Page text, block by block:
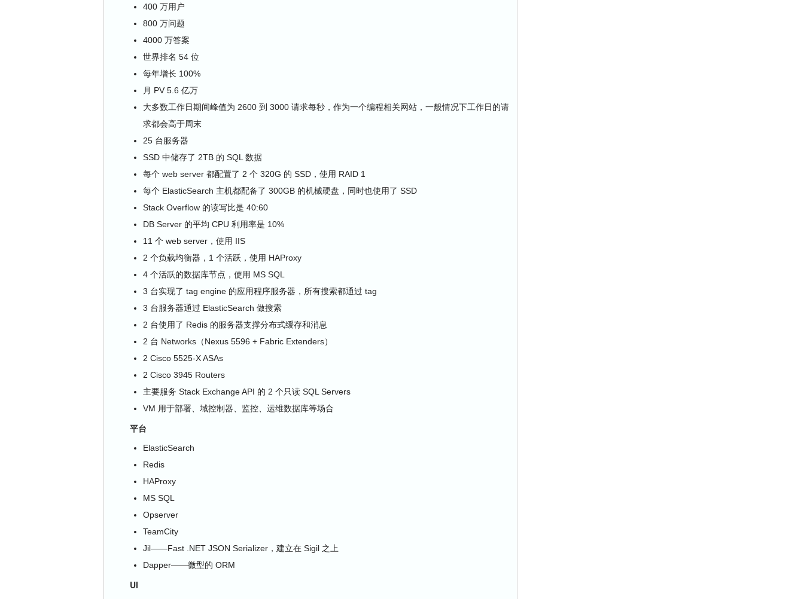
400 万用户
800 万问题
4000 万答案
世界排名 54 位
每年增长 100%
月 PV 5.6 亿万
大多数工作日期间峰值为 2600 到 3000 请求每秒，作为一个编程相关网站，一般情况下工作日的请
求都会高于周末
25 台服务器
SSD 中储存了 2TB 的 SQL 数据
每个 web server 都配置了 2 个 320G 的 SSD，使用 RAID 1
每个 ElasticSearch 主机都配备了 300GB 的机械硬盘，同时也使用了 SSD
Stack Overflow 的读写比是 40:60
DB Server 的平均 CPU 利用率是 10%
11 个 web server，使用 IIS
2 个负载均衡器，1 个活跃，使用 HAProxy
4 个活跃的数据库节点，使用 MS SQL
3 台实现了 tag engine 的应用程序服务器，所有搜索都通过 tag
3 台服务器通过 ElasticSearch 做搜索
2 台使用了 Redis 的服务器支撑分布式缓存和消息
2 台 Networks（Nexus 5596 + Fabric Extenders）
2 Cisco 5525-X ASAs
2 Cisco 3945 Routers
主要服务 Stack Exchange API 的 2 个只读 SQL Servers
VM 用于部署、域控制器、监控、运维数据库等场合
平台
ElasticSearch
Redis
HAProxy
MS SQL
Opserver
TeamCity
Jil——Fast .NET JSON Serializer，建立在 Sigil 之上
Dapper——微型的 ORM
UI